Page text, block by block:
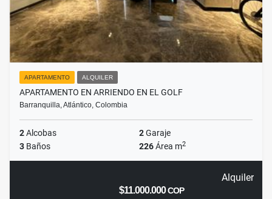
APARTAMENTO ALQUILER
APARTAMENTO EN ARRIENDO EN EL GOLF
Barranquilla, Atlántico, Colombia
2Alcobas 2Garaje
3 Baños 226Área m2
Alquiler
$11.000.000COP